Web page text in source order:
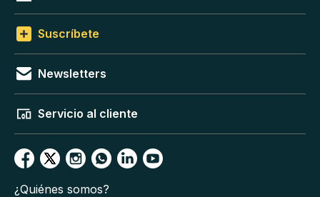
Suscríbete
Newsletters
Servicio al cliente
¿Quiénes somos?